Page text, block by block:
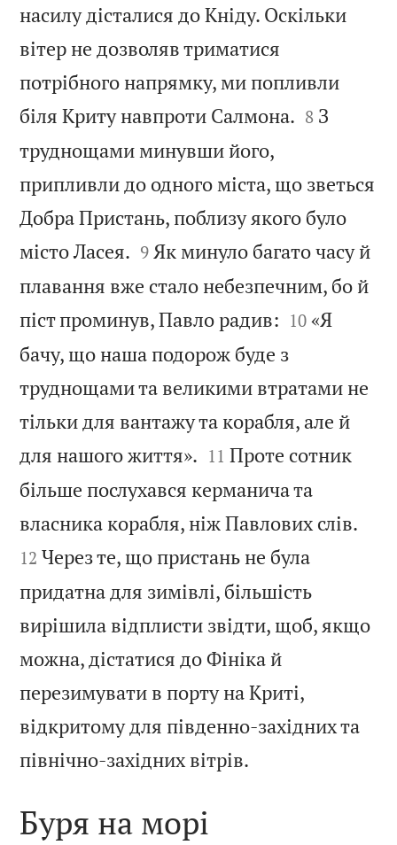
насилу дісталися до Кніду. Оскільки
вітер не дозволяв триматися
потрібного напрямку, ми попливли
біля Криту навпроти Салмона. 

8 З
труднощами минувши його,
припливли до одного міста, що зветься
Добра Пристань, поблизу якого було
місто Ласея. 

9 Як минуло багато часу й
плавання вже стало небезпечним, бо й
піст проминув, Павло радив: 

10 «Я
бачу, що наша подорож буде з
труднощами та великими втратами не
тільки для вантажу та корабля, але й
для нашого життя». 

11 Проте сотник
більше послухався керманича та
власника корабля, ніж Павлових слів.
12 Через те, що пристань не була
придатна для зимівлі, більшість
вирішила відплисти звідти, щоб, якщо
можна, дістатися до Фініка й
перезимувати в порту на Криті,
відкритому для південно-західних та
північно-західних вітрів.
Буря на морі